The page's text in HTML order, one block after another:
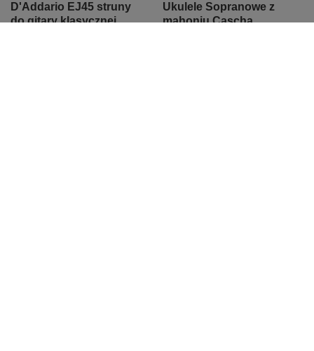
D'Addario EJ45 struny
do gitary klasycznej
Ukulele Sopranowe z
mahoniu Cascha